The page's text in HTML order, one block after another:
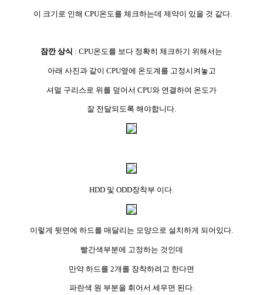
이 크기로 인해 CPU온도를 체크하는데 제약이 있을 것 같다.
잠깐 상식 : CPU온도를 보다 정확히 체크하기 위해서는
아래 사진과 같이 CPU옆에 온도계를 고정시켜놓고
셔멀 구리스로 위를 덮어서 CPU와 연결하여 온도가
잘 전달되도록 해야합니다.
HDD 및 ODD장착부 이다.
이렇게 뒷면에 하드를 매달리는 모양으로 설치하게 되어있다.
빨간색부분에 고정하는 것인데
만약 하드를 2개를 장착하려고 한다면
파란색 원 부분을 휘어서 세우면 된다.